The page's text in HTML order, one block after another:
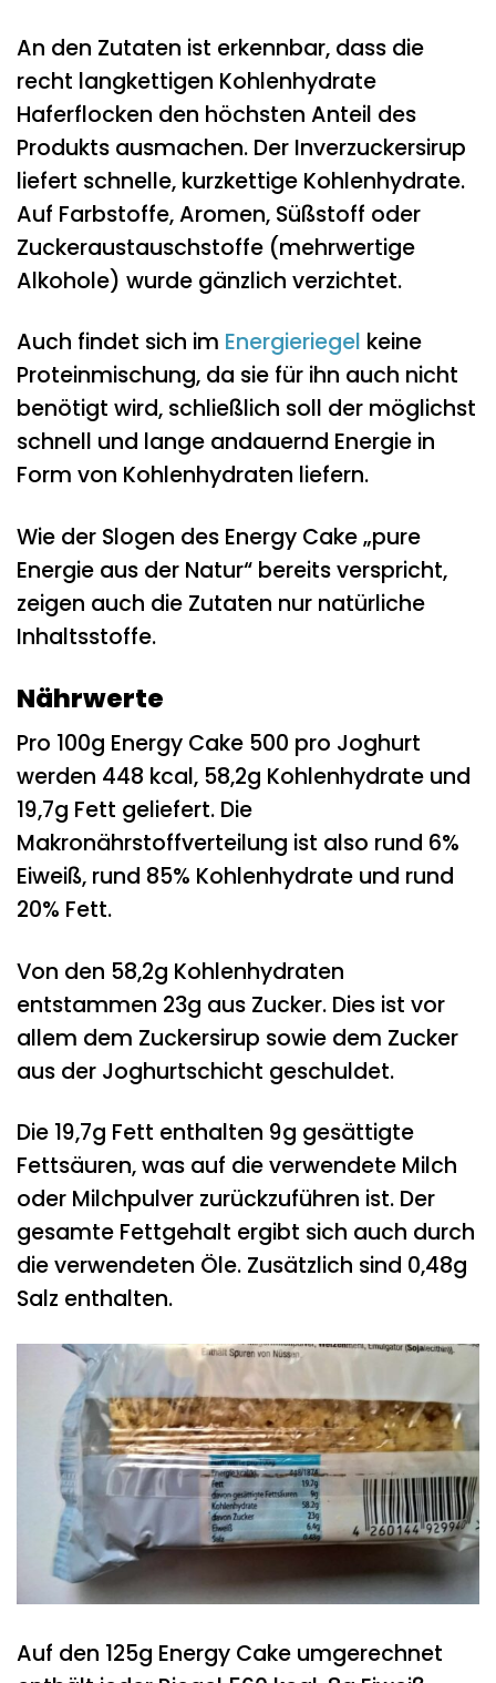
An den Zutaten ist erkennbar, dass die
recht langkettigen Kohlenhydrate
Haferflocken den höchsten Anteil des
Produkts ausmachen. Der Inverzuckersirup
liefert schnelle, kurzkettige Kohlenhydrate.
Auf Farbstoffe, Aromen, Süßstoff oder
Zuckeraustauschstoffe (mehrwertige
Alkohole) wurde gänzlich verzichtet.
Auch findet sich im Energieriegel keine
Proteinmischung, da sie für ihn auch nicht
benötigt wird, schließlich soll der möglichst
schnell und lange andauernd Energie in
Form von Kohlenhydraten liefern.
Wie der Slogen des Energy Cake „pure
Energie aus der Natur“ bereits verspricht,
zeigen auch die Zutaten nur natürliche
Inhaltsstoffe.
Nährwerte
Pro 100g Energy Cake 500 pro Joghurt
werden 448 kcal, 58,2g Kohlenhydrate und
19,7g Fett geliefert. Die
Makronährstoffverteilung ist also rund 6%
Eiweiß, rund 85% Kohlenhydrate und rund
20% Fett.
Von den 58,2g Kohlenhydraten
entstammen 23g aus Zucker. Dies ist vor
allem dem Zuckersirup sowie dem Zucker
aus der Joghurtschicht geschuldet.
Die 19,7g Fett enthalten 9g gesättigte
Fettsäuren, was auf die verwendete Milch
oder Milchpulver zurückzuführen ist. Der
gesamte Fettgehalt ergibt sich auch durch
die verwendeten Öle. Zusätzlich sind 0,48g
Salz enthalten.
Auf den 125g Energy Cake umgerechnet